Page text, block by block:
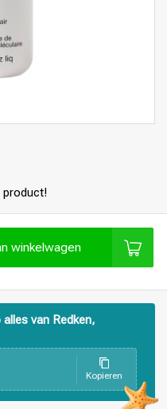
product!
winkelwagen
van Redken,
Kopieren